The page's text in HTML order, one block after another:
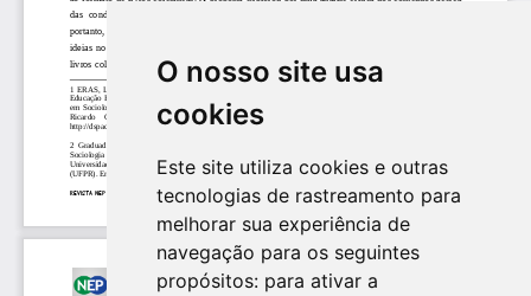
O nosso site usa
cookies
Este site utiliza cookies e outras
tecnologias de rastreamento para
melhorar sua experiência de
navegação para os seguintes
propósitos: para ativar a